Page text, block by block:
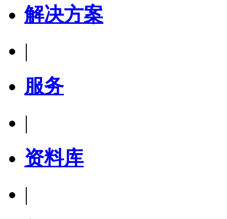
解决方案
|
服务
|
资料库
|